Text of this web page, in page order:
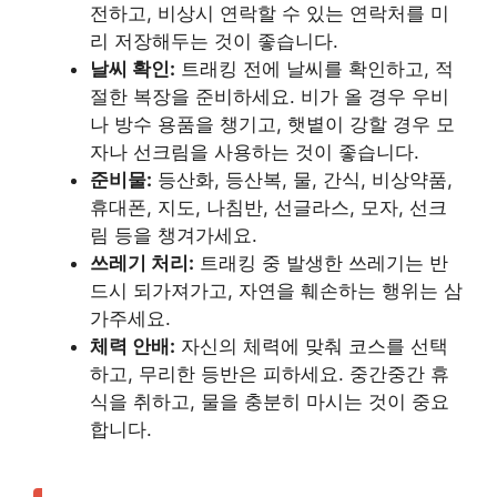
전하고, 비상시 연락할 수 있는 연락처를 미
리 저장해두는 것이 좋습니다.
날씨 확인: 트래킹 전에 날씨를 확인하고, 적
절한 복장을 준비하세요. 비가 올 경우 우비
나 방수 용품을 챙기고, 햇볕이 강할 경우 모
자나 선크림을 사용하는 것이 좋습니다.
준비물: 등산화, 등산복, 물, 간식, 비상약품,
휴대폰, 지도, 나침반, 선글라스, 모자, 선크
림 등을 챙겨가세요.
쓰레기 처리: 트래킹 중 발생한 쓰레기는 반
드시 되가져가고, 자연을 훼손하는 행위는 삼
가주세요.
체력 안배: 자신의 체력에 맞춰 코스를 선택
하고, 무리한 등반은 피하세요. 중간중간 휴
식을 취하고, 물을 충분히 마시는 것이 중요
합니다.